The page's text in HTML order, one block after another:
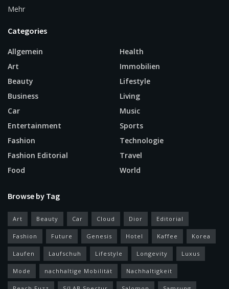
Mehr
Categories
Allgemein
Art
Beauty
Business
Car
Entertainment
Fashion
Fashion Editorial
Food
Health
Immobilien
Lifestyle
Living
Music
Sports
Technologie
Travel
World
Browse by Tag
Art Beauty Car Cloud Dior Editorial
Fashion Future Genesis Hotel Kaffee Korea
Laufen Laufschuh Lifestyle Longevity Luxus
Mode nachhaltige Mobilität Nachhaltigkeit